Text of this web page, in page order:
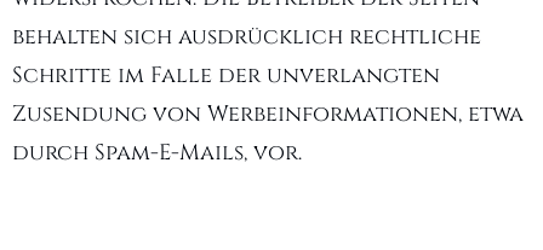
behalten sich ausdrücklich rechtliche
Schritte im Falle der unverlangten
Zusendung von Werbeinformationen, etwa
durch Spam-E-Mails, vor.